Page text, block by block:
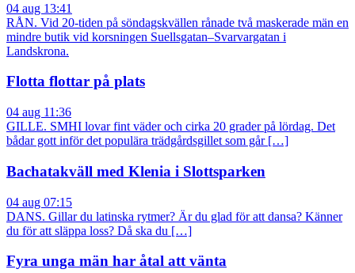
04 aug 13:41
RÅN. Vid 20-tiden på söndagskvällen rånade två maskerade män en
mindre butik vid korsningen Suellsgatan–Svarvargatan i
Landskrona.
Flotta flottar på plats
04 aug 11:36
GILLE. SMHI lovar fint väder och cirka 20 grader på lördag. Det
bådar gott inför det populära trädgårdsgillet som går […]
Bachatakväll med Klenia i Slottsparken
04 aug 07:15
DANS. Gillar du latinska rytmer? Är du glad för att dansa? Känner
du för att släppa loss? Då ska du […]
Fyra unga män har åtal att vänta